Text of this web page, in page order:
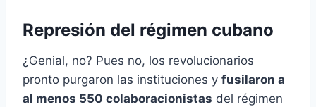
Represión del régimen cubano
¿Genial, no? Pues no, los revolucionarios
pronto purgaron las instituciones y fusilaron a
al menos 550 colaboracionistas del régimen